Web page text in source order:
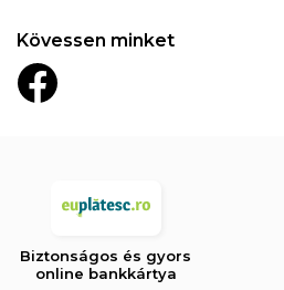
Kövessen minket
Biztonságos és gyors
online bankkártya